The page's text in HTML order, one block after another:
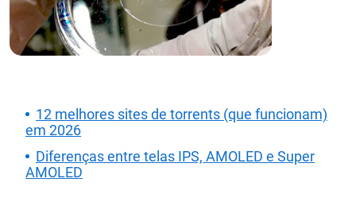
12 melhores sites de torrents (que funcionam)
em 2026
Diferenças entre telas IPS, AMOLED e Super
AMOLED